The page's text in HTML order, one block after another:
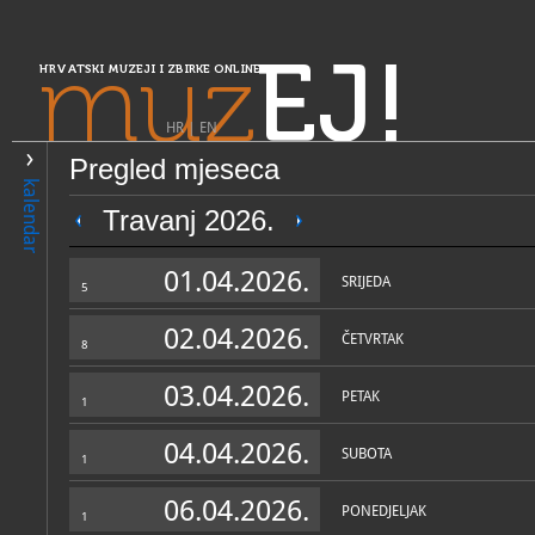
HRVATSKI MUZEJI I ZBIRKE ONLINE
muzEJ!
HR| EN
kalendar
Pregled mjeseca
Travanj 2026.
5 01.04.2026. SRIJEDA
8 02.04.2026. ČETVRTAK
1 03.04.2026. PETAK
1 04.04.2026. SUBOTA
1 06.04.2026. PONEDJELJAK
PRETRAŽIVANJE
Središnja Hrvatska
Muzej Ivanić-Grada
OPĆI PODACI